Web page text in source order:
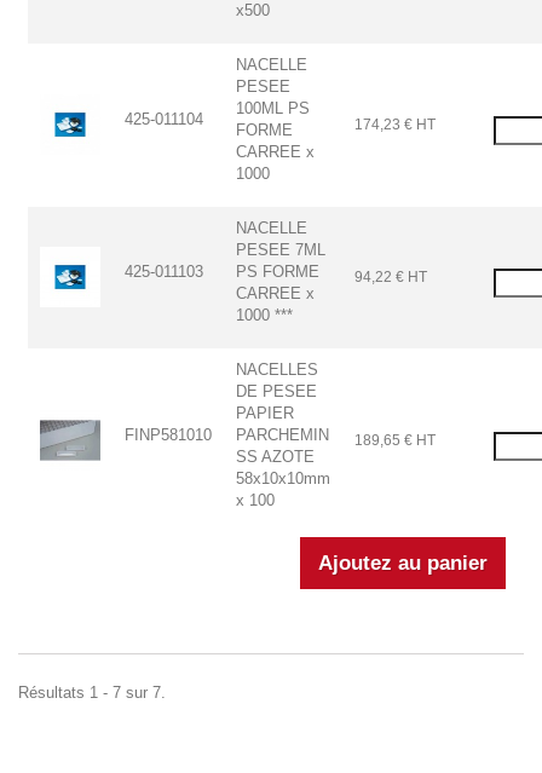
x500
425-011104
NACELLE
PESEE
100ML PS
FORME
CARREE x
1000
174,23 € HT
425-011103
NACELLE
PESEE 7ML
PS FORME
CARREE x
1000 ***
94,22 € HT
FINP581010
NACELLES
DE PESEE
PAPIER
PARCHEMIN
SS AZOTE
58x10x10mm
x 100
189,65 € HT
Résultats 1 - 7 sur 7.